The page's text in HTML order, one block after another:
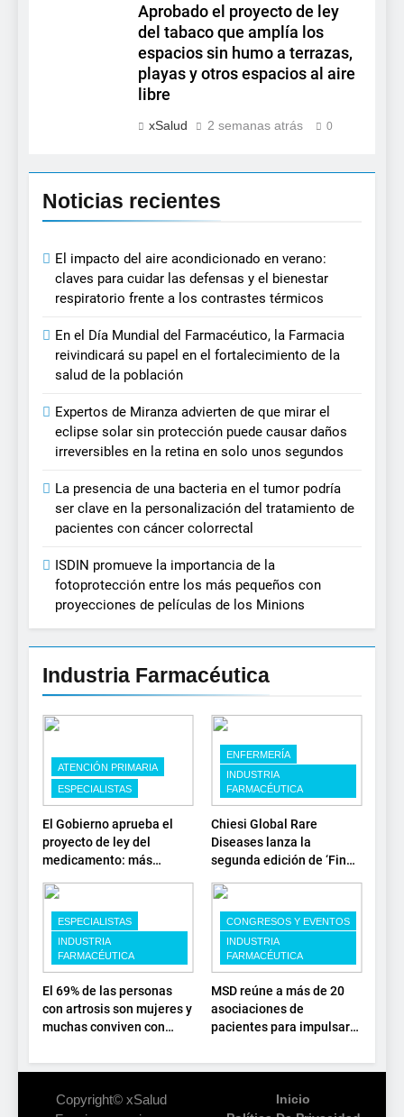
Aprobado el proyecto de ley
del tabaco que amplía los
espacios sin humo a terrazas,
playas y otros espacios al aire
libre
xSalud 2 semanas atrás 0
Noticias recientes
El impacto del aire acondicionado en verano:
claves para cuidar las defensas y el bienestar
respiratorio frente a los contrastes térmicos
En el Día Mundial del Farmacéutico, la Farmacia
reivindicará su papel en el fortalecimiento de la
salud de la población
Expertos de Miranza advierten de que mirar el
eclipse solar sin protección puede causar daños
irreversibles en la retina en solo unos segundos
La presencia de una bacteria en el tumor podría
ser clave en la personalización del tratamiento de
pacientes con cáncer colorrectal
ISDIN promueve la importancia de la
fotoprotección entre los más pequeños con
proyecciones de películas de los Minions
Industria Farmacéutica
ATENCIÓN PRIMARIA
ESPECIALISTAS
El Gobierno aprueba el
proyecto de ley del
medicamento: más
estratégica y
modernización para el
SNS
ENFERMERÍA
INDUSTRIA
FARMACÉUTICA
Chiesi Global Rare
Diseases lanza la
segunda edición de ‘Find
investigación en
enfermedades de
depósito lisosomal
ESPECIALISTAS
INDUSTRIA
FARMACÉUTICA
El 69% de las personas
con artrosis son mujeres y
muchas conviven con
los 50, en plena etapa
CONGRESOS Y EVENTOS
INDUSTRIA
FARMACÉUTICA
MSD reúne a más de 20
asociaciones de
pacientes para impulsar
presente y el futuro del
Copyright© xSalud
Inicio